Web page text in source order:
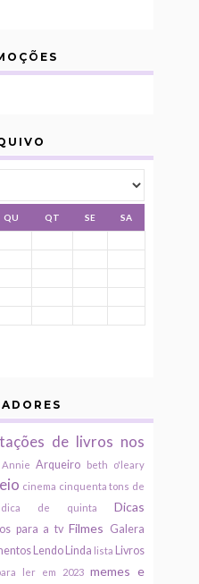
QU QT SE SA
de livros nos
Annie Arqueiro
beth o'leary
cinema cinquenta tons de
dica de quinta Dicas
para a tv Filmes Galera
Lendo Linda lista Livros
ler em 2023 memes e